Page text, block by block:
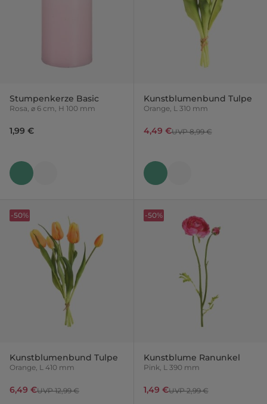
Stumpenkerze Basic
Rosa, ⌀ 6 cm, H 100 mm
1,99 €
Kunstblumenbund Tulpe
Orange, L 310 mm
4,49 €UVP 8,99 €
Kunstblumenbund Tulpe
Orange, L 410 mm
6,49 €UVP 12,99 €
-50%
Kunstblume Ranunkel
Pink, L 390 mm
1,49 €UVP 2,99 €
-50%